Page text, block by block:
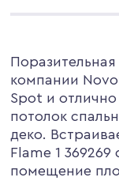
компании
Spot и
потолок
деко.
Flame 1
помещение